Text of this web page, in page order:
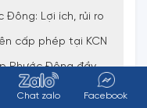
Đông: Lợi ích, rủi ro
cấp phép tại KCN
Phước Đông đầy
Phước Đông và
Chat zalo Facebook